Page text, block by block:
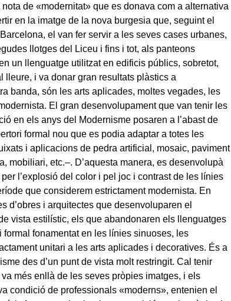
de «modernitat» que es donava com a alternativa
en la imatge de la nova burgesia que, seguint el
el van fer servir a les seves cases urbanes,
llotges del Liceu i fins i tot, als panteons
un llenguatge utilitzat en edificis públics, sobretot,
i va donar gran resultats plàstics a
banda, són les arts aplicades, moltes vegades, les
El gran desenvolupament que van tenir les
en els anys del Modernisme posaren a l’abast de
formal nou que es podia adaptar a totes les
i aplicacions de pedra artificial, mosaic, paviment
mobiliari, etc.–. D’aquesta manera, es desenvolupà
l’explosió del color i pel joc i contrast de les línies
que considerem estrictament modernista. En
d’obres i arquitectes que desenvoluparen el
vista estilístic, els que abandonaren els llenguatges
formal fonamentat en les línies sinuoses, les
unitari a les arts aplicades i decoratives. És a
des d’un punt de vista molt restringit. Cal tenir
més enllà de les seves pròpies imatges, i els
condició de professionals «moderns», entenien el